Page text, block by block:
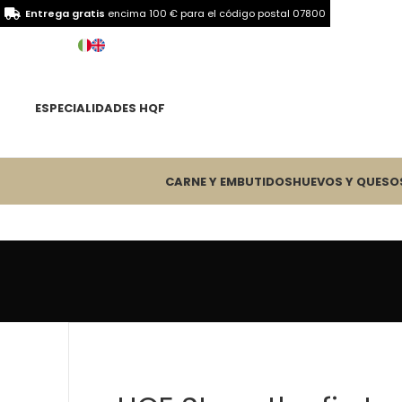
ESPECIALIDADES HQF
CARNE Y EMBUTIDOSHUEVOS Y
Entrega gratis encima 100 € para el código postal 07800